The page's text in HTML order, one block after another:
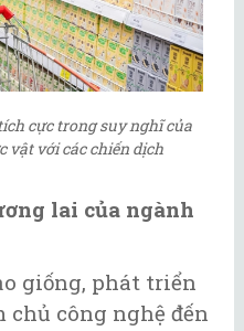
cực trong suy nghĩ của
vật với các chiến dịch
lai của ngành
giống, phát triển
công nghệ đến